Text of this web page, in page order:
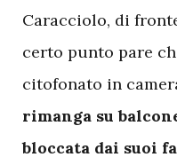
Caracciolo, di
certo punto pare
citofonato in
rimanga su
bloccata dai suoi